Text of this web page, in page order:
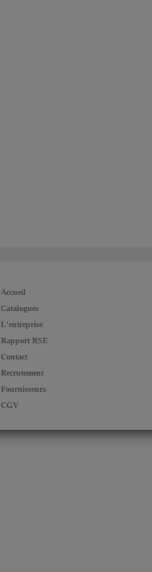
Accueil
Catalogues
L'entreprise
Rapport RSE
Contact
Recrutement
Fournisseurs
CGV